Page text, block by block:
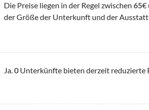
Die Preise liegen in der Regel zwischen 65€
der Größe der Unterkunft und der
Ja.0 Unterkünfte bieten derzeit reduzierte